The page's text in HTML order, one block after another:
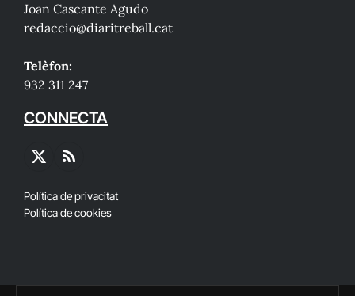
Joan Cascante Agudo
redaccio@diaritreball.cat
Telèfon:
932 311 247
CONNECTA
X
RSS
Política de privacitat
Política de cookies